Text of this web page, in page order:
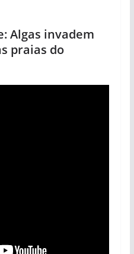
Algas invadem
praias do